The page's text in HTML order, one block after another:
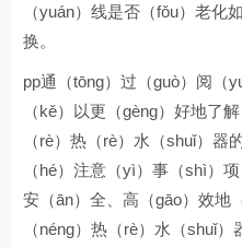
（yuán）线是否（fǒu）老化
换。
pp通（tōng）过（guò）阅（
（kě）以更（gèng）好地了
（rè）热（rè）水（shuǐ）器
（hé）注意（yì）事（shì）
安（ān）全、高（gāo）效地
（néng）热（rè）水（shuǐ